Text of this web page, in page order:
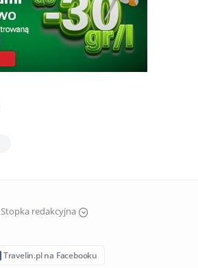
Stopka redakcyjna
Travelin.pl na Facebooku